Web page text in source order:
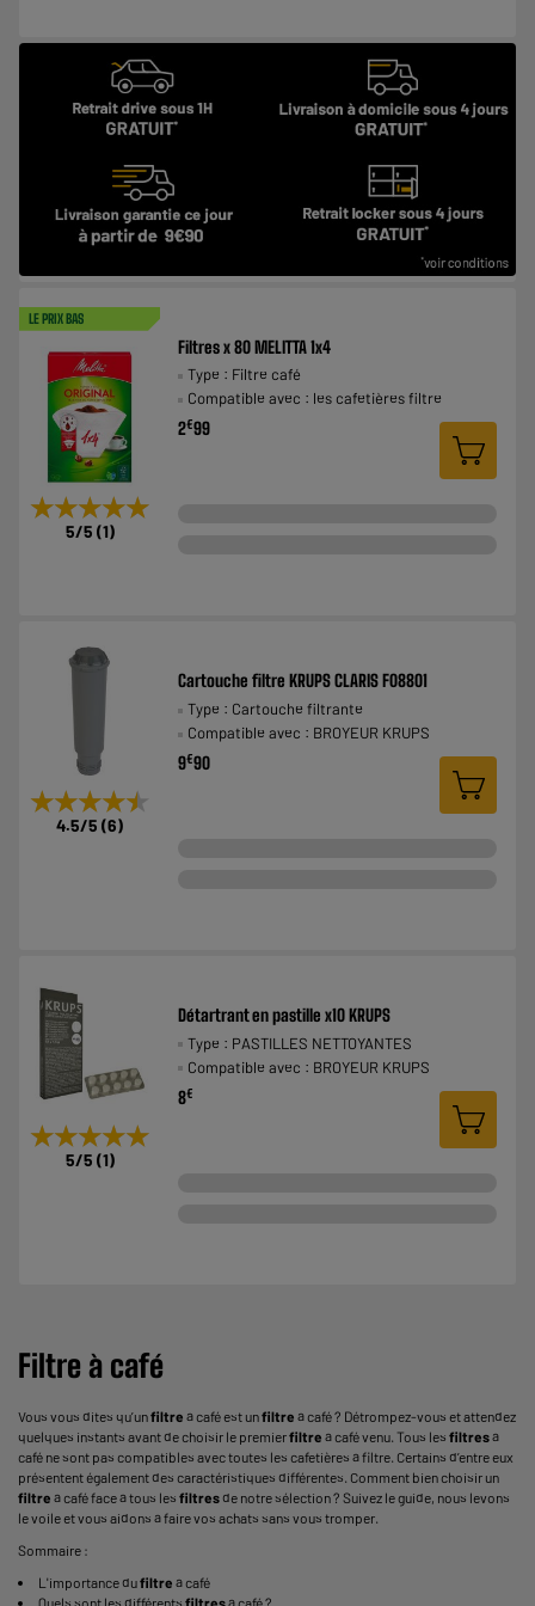
LE PRIX BAS
★★★★★
★★★★★
5/5 (1)
Filtres x 80 MELITTA 1x4
Type : Filtre café
Compatible avec : les cafetières filtre
2€99
★★★★★
★★★★★
4.5/5 (6)
Cartouche filtre KRUPS CLARIS F08801
Type : Cartouche filtrante
Compatible avec : BROYEUR KRUPS
9€90
★★★★★
★★★★★
5/5 (1)
Détartrant en pastille x10 KRUPS
Type : PASTILLES NETTOYANTES
Compatible avec : BROYEUR KRUPS
8€
Filtre à café
Vous vous dites qu’unfiltre à café est unfiltre à café ? Détrompez-vous et attendez
quelques instants avant de choisir le premierfiltre à café venu. Tous les filtresà
café ne sont pas compatibles avec toutes les cafetières à filtre . Certains d’entre eux
présentent également des caractéristiques différentes. Comment bien choisir un
filtre à café face à tous les filtresde notre sélection ? Suivez le guide, nous levons
le voile et vous aidons à faire vos achats sans vous tromper.
Sommaire :
L'importance dufiltre à café
Quels sont les différents filtresà café ?